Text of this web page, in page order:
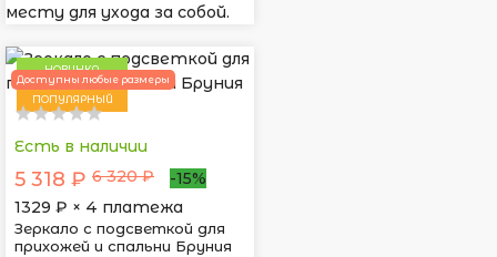
месту для ухода за собой.
НОВИНКА
ПОПУЛЯРНЫЙ
Доступны любые размеры
Есть в наличии
5 318 ₽ 6 320 ₽
-15%
1329 ₽ × 4 платежа
Зеркало с подсветкой для
прихожей и спальни Бруния